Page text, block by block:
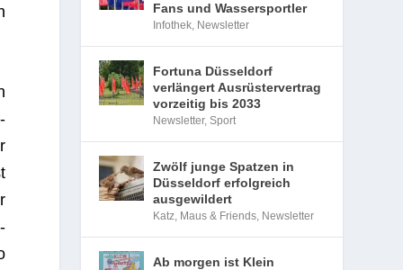
Fans und Wassersportler
Infothek, Newsletter
Fortuna Düsseldorf
verlängert Ausrüstervertrag
vorzeitig bis 2033
Newsletter,Sport
Zwölf junge Spatzen in
Düsseldorf erfolgreich
ausgewildert
Katz, Maus & Friends, Newsletter
Ab morgen ist Klein